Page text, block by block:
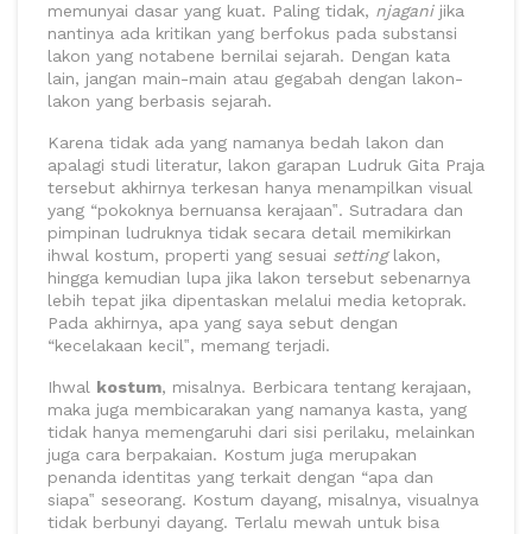
memunyai dasar yang kuat. Paling tidak, njaganijika
nantinya ada kritikan yang berfokus pada substansi
lakon yang notabene bernilai sejarah. Dengan kata
lain, jangan main-main atau gegabah dengan lakon-
lakon yang berbasis sejarah.
Karena tidak ada yang namanya bedah lakon dan
apalagi studi literatur, lakon garapan Ludruk Gita Praja
tersebut akhirnya terkesan hanya menampilkan visual
yang “pokoknya bernuansa kerajaan‟. Sutradara dan
pimpinan ludruknya tidak secara detail memikirkan
ihwal kostum, properti yang sesuai settinglakon,
hingga kemudian lupa jika lakon tersebut sebenarnya
lebih tepat jika dipentaskan melalui media ketoprak.
Pada akhirnya, apa yang saya sebut dengan
“kecelakaan kecil‟, memang terjadi.
Ihwal kostum, misalnya. Berbicara tentang kerajaan,
maka juga membicarakan yang namanya kasta, yang
tidak hanya memengaruhi dari sisi perilaku, melainkan
juga cara berpakaian. Kostum juga merupakan
penanda identitas yang terkait dengan “apa dan
siapa‟ seseorang. Kostum dayang, misalnya, visualnya
tidak berbunyi dayang. Terlalu mewah untuk bisa